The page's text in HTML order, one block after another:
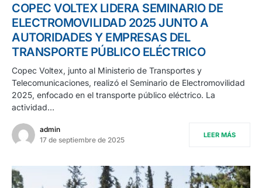
COPEC VOLTEX LIDERA SEMINARIO DE
ELECTROMOVILIDAD 2025 JUNTO A
AUTORIDADES Y EMPRESAS DEL
TRANSPORTE PÚBLICO ELÉCTRICO
Copec Voltex, junto al Ministerio de Transportes y
Telecomunicaciones, realizó el Seminario de Electromovilidad
2025, enfocado en el transporte público eléctrico. La
actividad…
admin
17 de septiembre de 2025
LEER MÁS